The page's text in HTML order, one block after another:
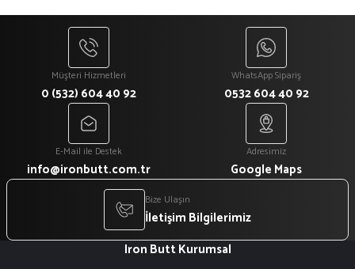
Müşteri Hizmetleri
0 (532) 604 40 92
WhatsApp Sipariş
0532 604 40 92
E-Mail ile Destek
info@ironbutt.com.tr
Adresimiz
Google Maps
Bize Ulaşın
İletişim Bilgilerimiz
Iron Butt Kurumsal